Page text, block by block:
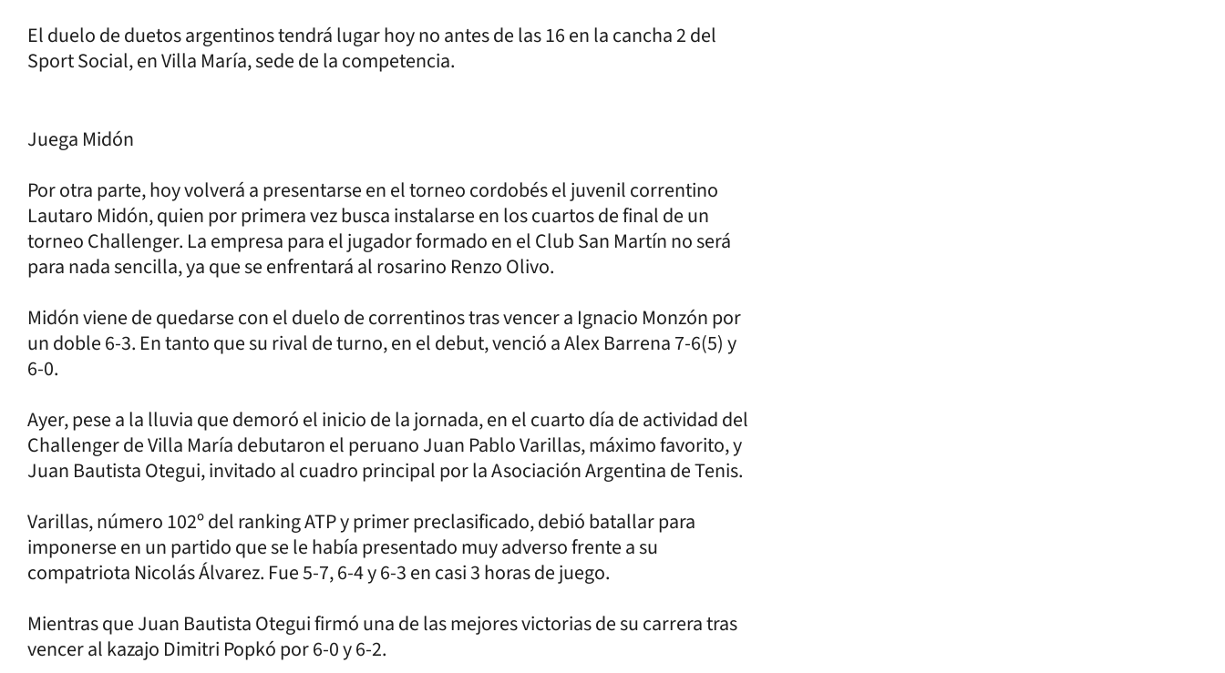
El duelo de duetos argentinos tendrá lugar hoy no antes de las 16 en la cancha 2 del
Sport Social, en Villa María, sede de la competencia.
Juega Midón
Por otra parte, hoy volverá a presentarse en el torneo cordobés el juvenil correntino
Lautaro Midón, quien por primera vez busca instalarse en los cuartos de final de un
torneo Challenger. La empresa para el jugador formado en el Club San Martín no será
para nada sencilla, ya que se enfrentará al rosarino Renzo Olivo.
Midón viene de quedarse con el duelo de correntinos tras vencer a Ignacio Monzón por
un doble 6-3. En tanto que su rival de turno, en el debut, venció a Alex Barrena 7-6(5) y
6-0.
Ayer, pese a la lluvia que demoró el inicio de la jornada, en el cuarto día de actividad del
Challenger de Villa María debutaron el peruano Juan Pablo Varillas, máximo favorito, y
Juan Bautista Otegui, invitado al cuadro principal por la Asociación Argentina de Tenis.
Varillas, número 102º del ranking ATP y primer preclasificado, debió batallar para
imponerse en un partido que se le había presentado muy adverso frente a su
compatriota Nicolás Álvarez. Fue 5-7, 6-4 y 6-3 en casi 3 horas de juego.
Mientras que Juan Bautista Otegui firmó una de las mejores victorias de su carrera tras
vencer al kazajo Dimitri Popkó por 6-0 y 6-2.